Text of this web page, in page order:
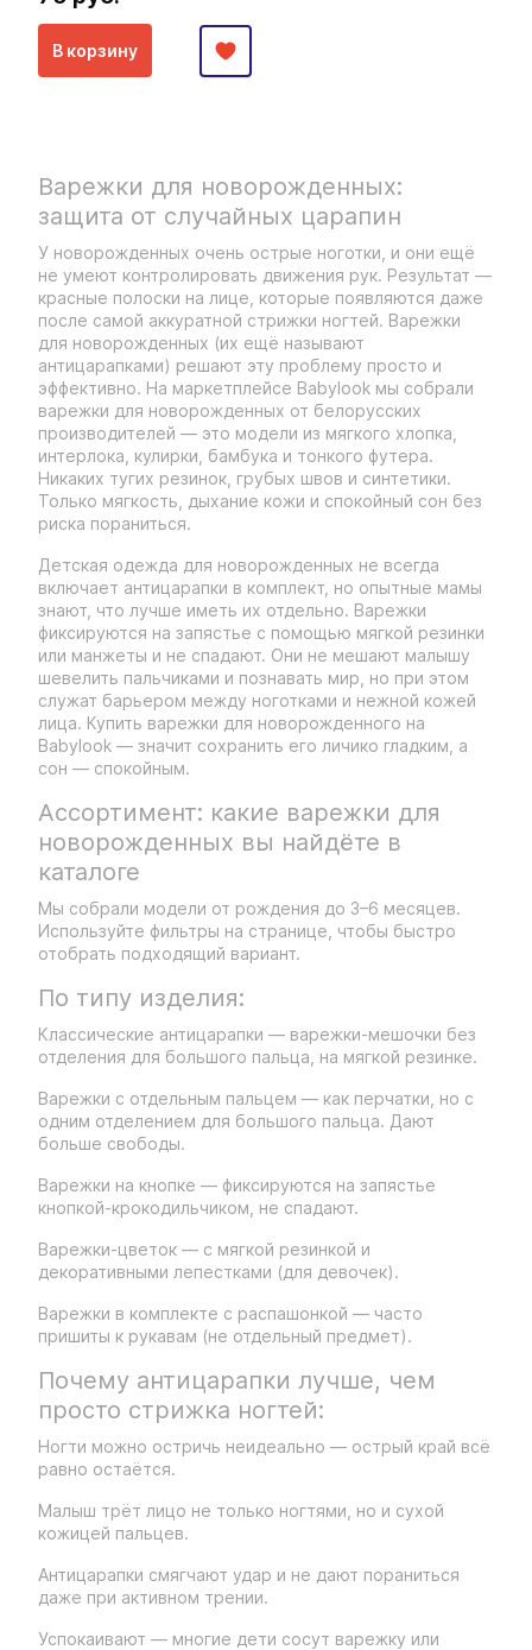
В корзину
Варежки для новорожденных:
защита от случайных царапин
У новорожденных очень острые ноготки, и они ещё
не умеют контролировать движения рук. Результат —
красные полоски на лице, которые появляются даже
после самой аккуратной стрижки ногтей. Варежки
для новорожденных (их ещё называют
антицарапками) решают эту проблему просто и
эффективно. На маркетплейсе Babylook мы собрали
варежки для новорожденных от белорусских
производителей — это модели из мягкого хлопка,
интерлока, кулирки, бамбука и тонкого футера.
Никаких тугих резинок, грубых швов и синтетики.
Только мягкость, дыхание кожи и спокойный сон без
риска пораниться.
Детская одежда для новорожденных не всегда
включает антицарапки в комплект, но опытные мамы
знают, что лучше иметь их отдельно. Варежки
фиксируются на запястье с помощью мягкой резинки
или манжеты и не спадают. Они не мешают малышу
шевелить пальчиками и познавать мир, но при этом
служат барьером между ноготками и нежной кожей
лица. Купить варежки для новорожденного на
Babylook — значит сохранить его личико гладким, а
сон — спокойным.
Ассортимент: какие варежки для
новорожденных вы найдёте в
каталоге
Мы собрали модели от рождения до 3–6 месяцев.
Используйте фильтры на странице, чтобы быстро
отобрать подходящий вариант.
По типу изделия:
Классические антицарапки — варежки-мешочки без
отделения для большого пальца, на мягкой резинке.
Варежки с отдельным пальцем — как перчатки, но с
одним отделением для большого пальца. Дают
больше свободы.
Варежки на кнопке — фиксируются на запястье
кнопкой-крокодильчиком, не спадают.
Варежки-цветок — с мягкой резинкой и
декоративными лепестками (для девочек).
Варежки в комплекте с распашонкой — часто
пришиты к рукавам (не отдельный предмет).
Почему антицарапки лучше, чем
просто стрижка ногтей:
Ногти можно остричь неидеально — острый край всё
равно остаётся.
Малыш трёт лицо не только ногтями, но и сухой
кожицей пальцев.
Антицарапки смягчают удар и не дают пораниться
даже при активном трении.
Успокаивают — многие дети сосут варежку или